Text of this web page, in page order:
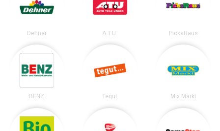
Dehner A.T.U. PicksRaus
BENZ Tegut Mix Markt